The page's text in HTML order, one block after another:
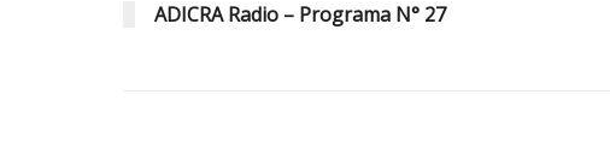
ADICRA Radio – Programa N° 27